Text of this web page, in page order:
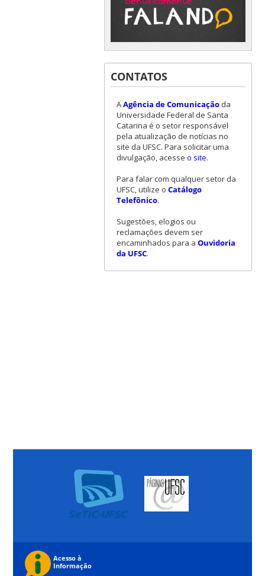
CONTATOS
AAgência de Comunicaçãoda
Universidade Federal de Santa
Catarina é o setor responsável
pela atualização de notícias no
site da UFSC. Para solicitar uma
divulgação, acesse o site.
Para falar com qualquer setor da
UFSC, utilize o Catálogo
Telefônico.
Sugestões, elogios ou
reclamações devem ser
encaminhados para a Ouvidoria
da UFSC.